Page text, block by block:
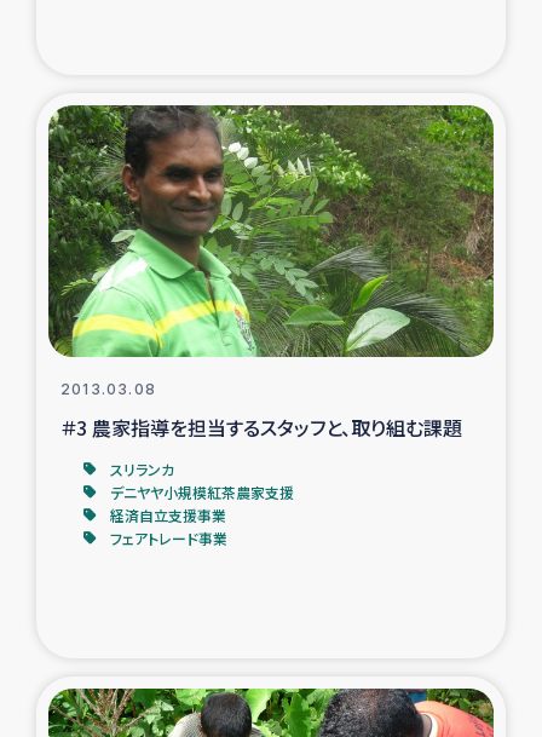
ガザ地区における羊の畜産支援
ガザ地区での公園の緑化を通じた支援事業
ガザ地区における被災住民への緊急支援
ガザ地区酪農を通した女性グループの生計支援
ふりかけ普及と食生活改善による栄養改善事業
緊急支援事業
食べる
2013.03.08
＃3 農家指導を担当するスタッフと、取り組む課題
スリランカ
デニヤヤ小規模紅茶農家支援
経済自立支援事業
フェアトレード事業